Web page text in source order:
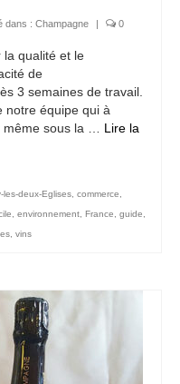
dans : Champagne | 0
la qualité et le
de
3 semaines de travail.
notre équipe qui à
même sous la … Lire la
les-deux-Eglises commerce
environnement France guide
vins